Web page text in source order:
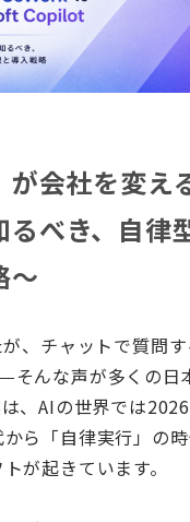
が会社を変え
るべき、自律
〜
、チャットで質問
そんな声が多くの日
、AIの世界では2026
ら「自律実行」の
が起きています。